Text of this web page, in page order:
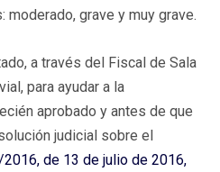
grave y muy grave.
a través del Fiscal de Sala
para ayudar a la
aprobado y antes de que
judicial sobre el
de 13 de julio de 2016,